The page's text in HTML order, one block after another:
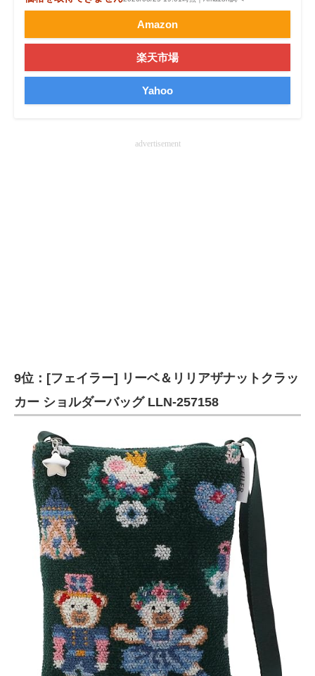
ちょっと気になるネットの話題Amazon
楽天市場
Yahoo
advertisement
9位：[フェイラー] リーベ＆リリアザナットクラッ
カー ショルダーバッグ LLN-257158